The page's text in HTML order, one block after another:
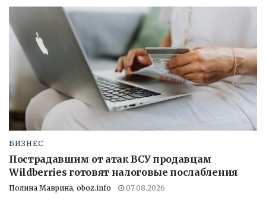
БИЗНЕС
Пострадавшим от атак ВСУ продавцам
Wildberries готовят налоговые послабления
Полина Маврина, oboz.info 07.08.2026